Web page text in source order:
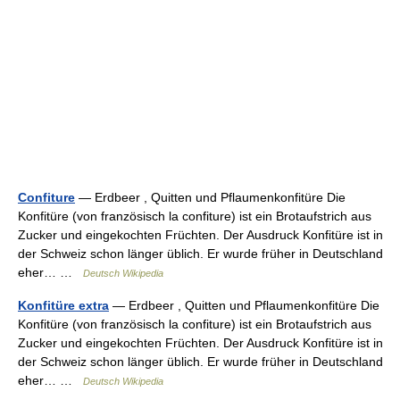
Confiture — Erdbeer , Quitten und Pflaumenkonfitüre Die
Konfitüre (von französisch la confiture) ist ein Brotaufstrich aus
Zucker und eingekochten Früchten. Der Ausdruck Konfitüre ist in
der Schweiz schon länger üblich. Er wurde früher in Deutschland
eher… …
Deutsch Wikipedia
Konfitüre extra — Erdbeer , Quitten und Pflaumenkonfitüre Die
Konfitüre (von französisch la confiture) ist ein Brotaufstrich aus
Zucker und eingekochten Früchten. Der Ausdruck Konfitüre ist in
der Schweiz schon länger üblich. Er wurde früher in Deutschland
eher… …
Deutsch Wikipedia